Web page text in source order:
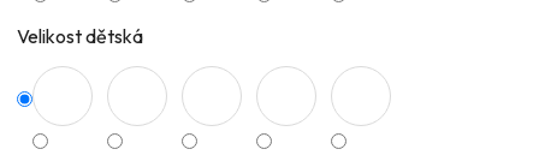
Velikost dětská